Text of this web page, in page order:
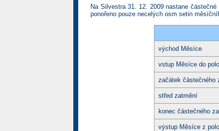
Na Silvestra 31. 12. 2009 nastane
ponořeno pouze necelých osm setin
východ Měsíce
vstup Měsíce do
začátek částečného
střed zatmění
konec částečného
výstup Měsíce z